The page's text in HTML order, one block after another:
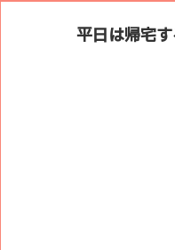
平日は帰宅